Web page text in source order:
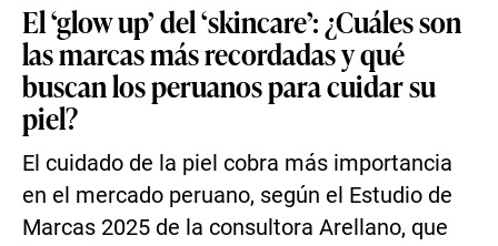
El ‘glow up’ del ‘skincare’: ¿Cuáles son
las marcas más recordadas y qué
buscan los peruanos para cuidar su
piel?
El cuidado de la piel cobra más importancia
en el mercado peruano, según el Estudio de
Marcas 2025 de la consultora Arellano, que